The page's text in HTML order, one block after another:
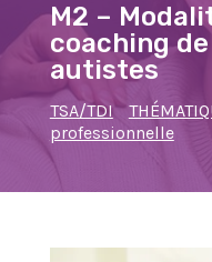
M2 –
coaching
autistes
TSA/TDI
professionnelle